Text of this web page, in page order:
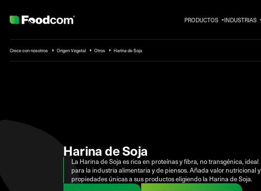
PRODUCTOS INDUSTRIAS
Crece con nosotros Origen Vegetal Otros Harina de Soja
Harina de Soja
La Harina de Soja es rica en proteínas y fibra, no transgénica, ideal
para la industria alimentaria y de piensos. Añada valor nutricional y
propiedades únicas a sus productos eligiendo la Harina de Soja.